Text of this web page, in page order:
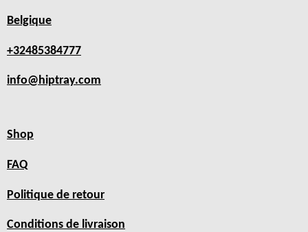
Belgique
+32485384777
info@hiptray.com
Shop
FAQ
Politique de retour
Conditions de livraison